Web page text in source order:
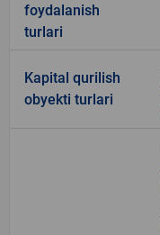
foydalanish
turlari
Kapital qurilish
obyekti turlari